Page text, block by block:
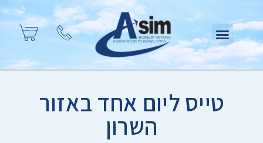
טייס ליום אחד באזור
השרון